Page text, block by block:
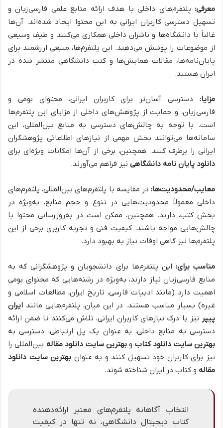
معرفی: پلتفرم‌های داخلی با هدف ارائه منابع علمی فارسی‌زبان و
تسهیل دسترسی کاربران ایرانی به این محتوا ایجاد شده‌اند. آن‌ها
غالباً با دانشگاه‌ها و ناشران داخلی همکاری می‌کنند و طیف وسیعی
از موضوعات را پوشش می‌دهند. این پلتفرم‌ها، منبعی ارزشمند برای
پایان‌نامه‌ها، مقالات همایش‌ها و کتب دانشگاهی منتشر شده در
ایران هستند.
مزایا: دسترسی آسان‌تر برای کاربران ایرانی، محتوای بومی و
فارسی‌زبان، و حمایت از پژوهش‌های داخلی از مزایای این پلتفرم‌ها
است. با توجه به چالش‌های دسترسی به منابع بین‌المللی، این
سامانه‌ها می‌توانند بخش مهمی از نیازهای اطلاعاتی پژوهشگران
ایرانی را برطرف کنند. همچنین، برخی از آن‌ها امکانات ویژه‌ای برای
دانلود پایان نامه دانشگاهی نیز فراهم می‌آورند.
معایب/محدودیت‌ها: در مقایسه با پلتفرم‌های بین‌المللی، پلتفرم‌های
داخلی معمولاً محدودیت‌هایی در تنوع و حجم منابع، به‌ویژه در
بخش کتب، دارند. همچنین، ممکن است در به‌روزرسانی محتوا با
چالش‌هایی مواجه باشند. کیفیت فنی و تجربه کاربری برخی از این
پلتفرم‌ها نیز گاهی اوقات نیاز به بهبود دارد.
مناسب برای: این پلتفرم‌ها برای دانشجویان و پژوهشگرانی که به
منابع فارسی‌زبان نیاز دارند، به‌ویژه در رشته‌هایی که محتوای بومی
اهمیت دارد (مانند ادبیات فارسی، تاریخ ایران، مطالعات اسلامی و
غیره) بسیار مناسب هستند. در این میان، پلتفرم‌هایی مانند ایران
پیپر نیز با درک نیازهای کاربران ایرانی، تلاش می‌کنند تا ضمن ارائه
دسترسی به منابع داخلی، به عنوان یک پل ارتباطی، دسترسی به
بهترین سایت دانلود کتاب و بهترین سایت دانلود مقاله بین‌المللی را
نیز برای کاربران خود تسهیل کنند و به عنوان بهترین سایت دانلود
مقاله و کتاب در ایران شناخته شوند.
انتخاب آگاهانه پلتفرم‌های معتبر ارائه‌دهنده
کتاب دیجیتال دانشگاهی، نه تنها در کیفیت